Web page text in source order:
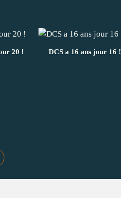
20 ! DCS a 16 ans jour 16 !